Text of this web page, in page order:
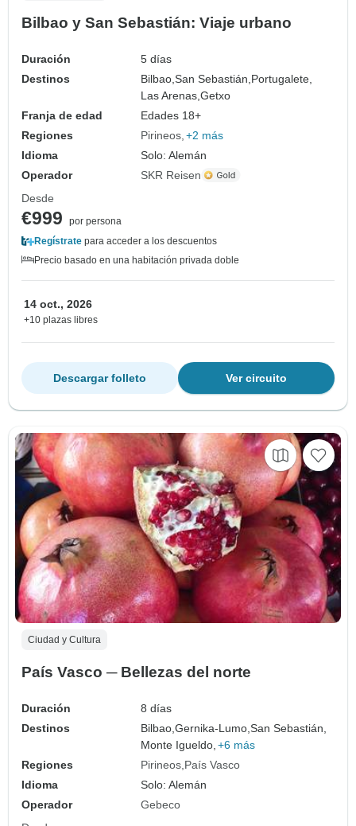
Bilbao y San Sebastián: Viaje urbano
Duración
5 días
Destinos
Bilbao,San Sebastián, Portugalete,
Las Arenas,Getxo
Franja de edad
Edades 18+
Regiones
Pirineos +2 más
Idioma
Solo: Alemán
Operador
SKR Reisen
Desde
€999
por persona
Regístrate para acceder a los descuentos
Precio basado en una habitación privada doble
14 oct., 2026
+10 plazas libres
Ver circuito
Descargar folleto
Ciudad y Cultura
País Vasco ─ Bellezas del norte
Duración
8 días
Destinos
Bilbao,Gernika-Lumo,San Sebastián,
Monte Igueldo, +6 más
Regiones
Pirineos País Vasco
Idioma
Solo: Alemán
Operador
Gebeco